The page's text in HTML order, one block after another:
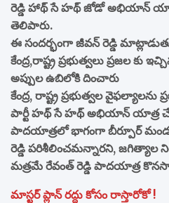
రెడ్డి హాథ్ సే హథ్ జోడో అభియాన్ యాత్ర
తెలిపారు.
ఈ సందర్భంగా జీవన్ రెడ్డి
కేంద్ర,రాష్ట్ర ప్రభుత్వలు ప్రజల కు
అప్పుల ఉబిలోకి దించారు
కేంద్ర, రాష్ట్ర ప్రభుత్వల వైఫల్యాలను
పార్టీ హథ్ సే హథ్ అభియాన్ యాత్ర
పాదయాత్రలో భాగంగా బీర్పూర్
రెడ్డి పరిశీలించమన్నారని, జగిత్యాల
మత్రమే రేవంత్ రెడ్డి పాదయాత్ర
మాస్టర్ ప్లాన్ రద్దు కోసం రాస్తారోకో !